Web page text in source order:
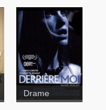
Derrière
Drame